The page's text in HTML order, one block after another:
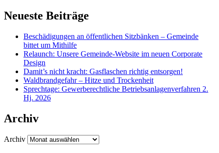
Neueste Beiträge
Beschädigungen an öffentlichen Sitzbänken – Gemeinde
bittet um Mithilfe
Relaunch: Unsere Gemeinde-Website im neuen Corporate
Design
Damit’s nicht kracht: Gasflaschen richtig entsorgen!
Waldbrandgefahr – Hitze und Trockenheit
Sprechtage: Gewerberechtliche Betriebsanlagenverfahren 2.
Hj. 2026
Archiv
Archiv